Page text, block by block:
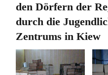
den Dörfern der
durch die
Zentrums in Kiew